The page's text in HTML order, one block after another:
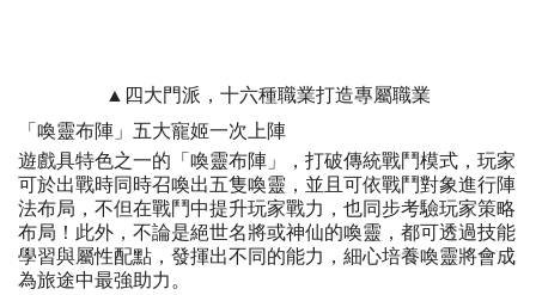
▲四大門派，十六種職業打造專屬職業
「喚靈布陣」五大寵姬一次上陣
遊戲具特色之一的「喚靈布陣」，打破傳統戰鬥模式，玩家
可於出戰時同時召喚出五隻喚靈，並且可依戰鬥對象進行陣
法布局，不但在戰鬥中提升玩家戰力，也同步考驗玩家策略
布局！此外，不論是絕世名將或神仙的喚靈，都可透過技能
學習與屬性配點，發揮出不同的能力，細心培養喚靈將會成
為旅途中最強助力。